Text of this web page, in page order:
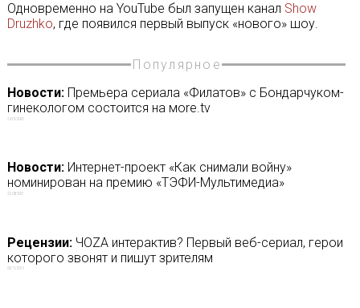
Одновременно на YouTube был запущен канал Show
Druzhko, где появился первый выпуск «нового» шоу.
Популярное
Новости:Премьера сериала «Филатов» с Бондарчуком-
гинекологом состоится на мore.tv
29/01/2020
Новости:Интернет-проект «Как снимали войну»
номинирован на премию «ТЭФИ-Мультимедиа»
22/08/2021
Рецензии:ЧОZA интерактив? Первый веб-сериал, герои
которого звонят и пишут зрителям
06/11/2019